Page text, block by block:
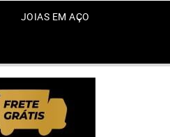
JOIAS EM AÇO